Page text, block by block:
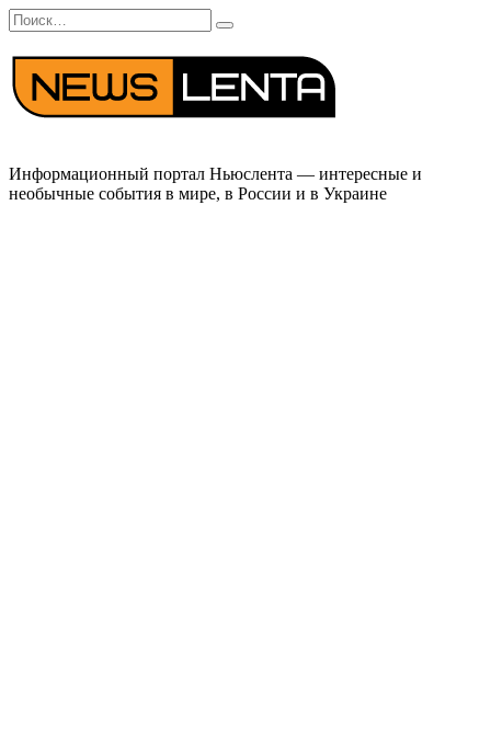
Перейти
к
содержанию
Search
for:
Информационный портал Ньюслента — интересные и
необычные события в мире, в России и в Украине